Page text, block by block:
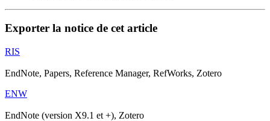
Exporter la notice de cet article
RIS
EndNote, Papers, Reference Manager, RefWorks, Zotero
ENW
EndNote (version X9.1 et +), Zotero